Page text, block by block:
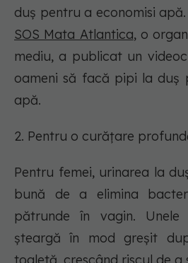
duș pentru a economisi
SOS Mata Atlantica, o
mediu, a publicat un
oameni să facă pipi la duș
apă.
2. Pentru o curățare
Pentru femei, urinarea la
bună de a elimina
pătrunde în vagin.
șteargă în mod greșit